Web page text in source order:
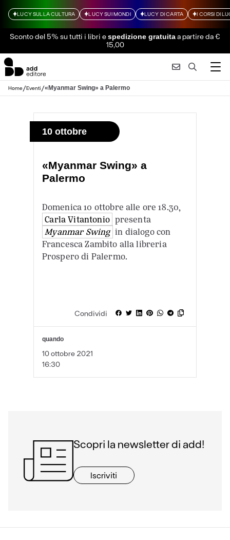
LUCY SULLA CULTURA LUCY SUI MONDI LUCY DI CARTA I CORSI DI
Sconto del 5% su tutti i libri espedizione gratuitaa partire da €
15,00
Home/Eventi/«Myanmar Swing» a Palermo
10 ottobre
«Myanmar Swing» a
Palermo
Domenica 10 ottobre alle ore 18.30,
Carla Vitantonio presenta
Myanmar Swing in dialogo con
Francesca Zambito alla libreria
Prospero di Palermo.
Condividi
quando
10 ottobre 2021
16:30
Scopri la newsletter di add!
Iscriviti